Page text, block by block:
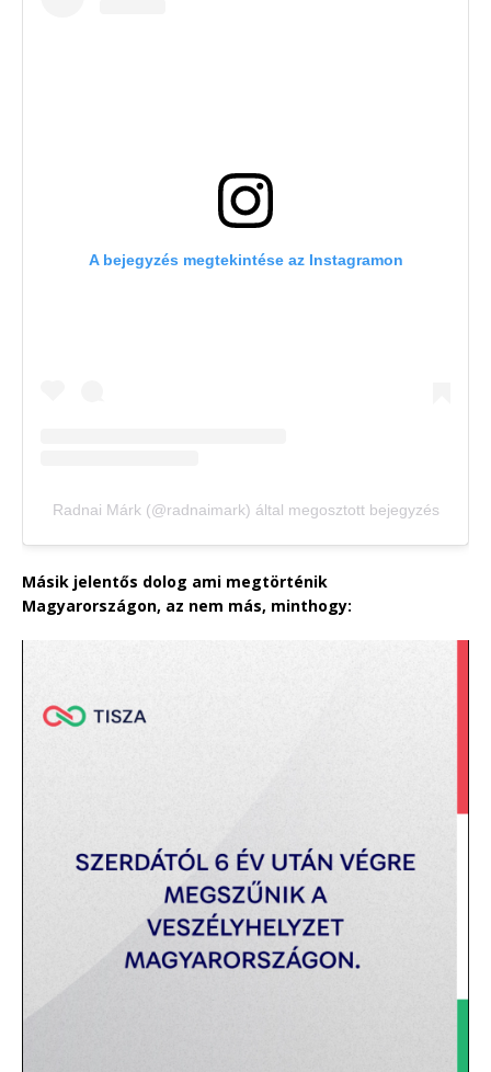
A bejegyzés megtekintése az Instagramon
Radnai Márk (@radnaimark) által megosztott bejegyzés
Másik jelentős dolog ami megtörténik
Magyarországon, az nem más, minthogy: